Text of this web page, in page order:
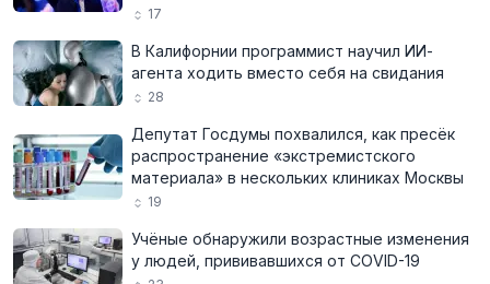
17
В Калифорнии программист научил ИИ-
агента ходить вместо себя на свидания
28
Депутат Госдумы похвалился, как пресёк
распространение «экстремистского
материала» в нескольких клиниках Москвы
19
Учёные обнаружили возрастные изменения
у людей, прививавшихся от COVID-19